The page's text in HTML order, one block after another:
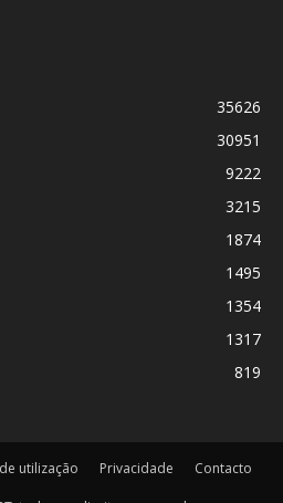
35626
30951
9222
3215
1874
1495
1354
1317
819
utilização Privacidade Contacto